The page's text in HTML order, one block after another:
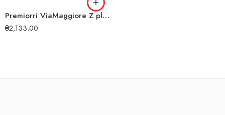
Premiorri ViaMaggiore Z plus 215/55 R17 98H зимова шина
₴2,133.00